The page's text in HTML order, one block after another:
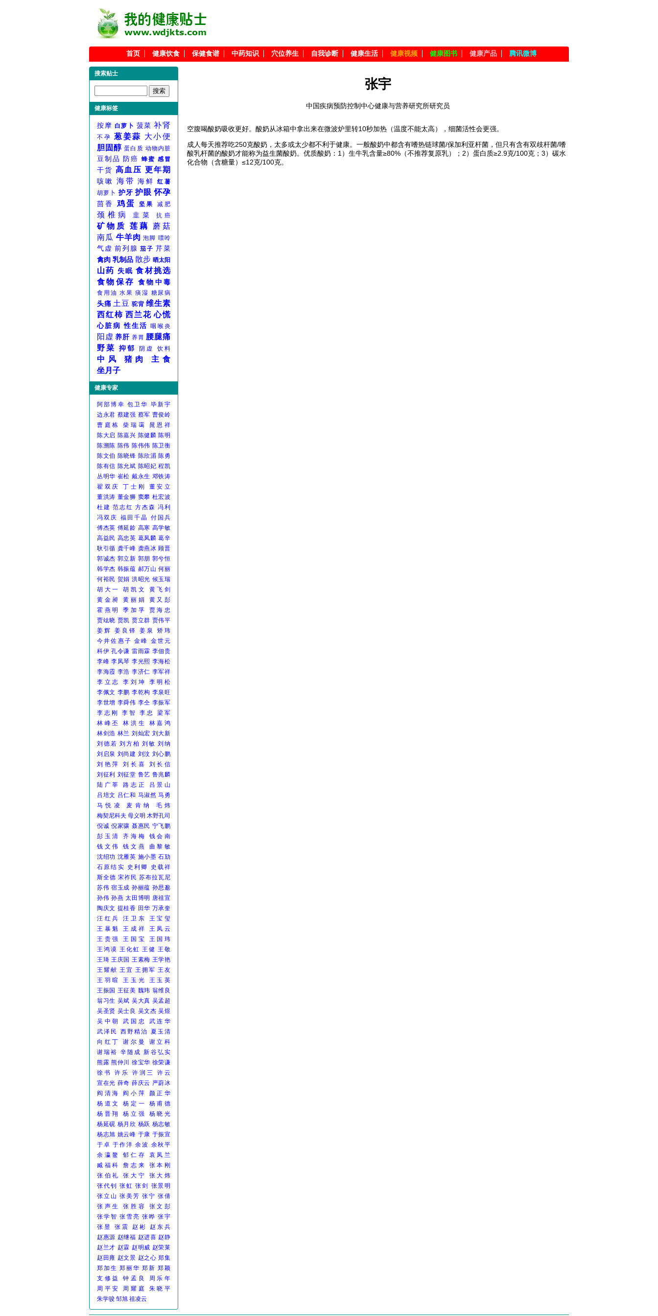
首页 健康饮食 保健食谱 中药知识 穴位养生 自我诊断 健康生活 健康视频 健康图书 健康产品 腾讯微博
搜索贴士
健康标签
按摩 白萝卜 菠菜 补肾
不孕 葱姜蒜 大小便
胆固醇 蛋白质 动物内脏
豆制品 防癌 蜂蜜 感冒
干货 高血压 更年期
咳嗽 海带 海鲜
红薯
胡萝卜 护牙 护眼 怀孕
茴香 鸡蛋 坚果 减肥
颈椎病 韭菜 抗癌
矿物质 莲藕
蘑菇
南瓜 牛羊肉 泡脚 嘌呤
气虚 前列腺 茄子 芹菜
禽肉 乳制品 散步 晒太阳
山药 失眠 食材挑选
食物保存
食物中毒
食用油 水果 痰湿 糖尿病
头痛 土豆 驼背 维生素
西红柿 西兰花 心慌
心脏病 性生活 咽喉炎
阳虚 养肝 养胃 腰腿痛
野菜
抑郁 阴虚 饮料
中风 猪肉
主食
坐月子
健康专家
阿部博幸 包卫华 毕新宇
边永君 蔡建强 蔡军 曹俊岭
曹庭栋
柴瑞霭
晁恩祥
陈大启 陈嘉兴 陈健麟 陈明
陈溯陈 陈伟 陈伟伟 陈卫衡
陈文伯 陈晓锋 陈欣湄 陈勇
陈有信 陈允斌 陈昭妃 程凯
丛明华 崔松 戴永生 邓铁涛
翟双庆
丁士刚
董安立
董洪涛 董金狮 窦攀 杜宏波
杜建 范志红 方杰森 冯利
冯双庆 福田千晶 付国兵
傅杰英 傅延龄 高寒 高学敏
高益民 高忠英 葛凤麟 葛辛
耿引循 龚千峰 龚燕冰 顾晋
郭诚杰 郭立新 郭朋 郭兮恒
韩学杰 韩振蕴 郝万山 何丽
何裕民 贺娟 洪昭光 候玉瑞
胡大一
胡凯文
黄飞剑
黄金昶
黄丽娟
黄又彭
霍燕明
季加孚
贾海忠
贾竑晓 贾凯 贾立群 贾伟平
姜辉
姜良铎 姜泉
矫玮
今井佐惠子 金峰 金世元
科伊 孔令谦 雷雨霖 李佃贵
李峰 李凤琴 李光熙 李海松
李海霞 李浩 李济仁 李军祥
李立志
李刘坤
李明松
李佩文 李鹏 李乾构 李泉旺
李世增 李舜伟 李仝 李振军
李志刚
李智 李忠
梁军
林峰丕
林洪生
林嘉鸿
林剑浩 林兰 刘灿宏 刘大新
刘德若 刘方柏 刘敏 刘纳
刘启泉 刘尚建 刘汶 刘心鹏
刘艳萍
刘长喜
刘长信
刘征利 刘征堂 鲁艺 鲁兆麟
陆广莘
路志正
吕景山
吕培文 吕仁和 马淑然 马勇
马悦凌
麦肯纳
毛炜
梅契尼科夫 母义明 木野孔司
倪诚 倪家骧 聂惠民 宁飞鹏
彭玉清
齐海梅
钱会南
钱文伟
钱文燕
曲黎敏
沈绍功 沈雁英 施小墨 石劢
石原结实 史利卿
史载祥
斯全德 宋祚民 苏布拉瓦尼
苏伟 宿玉成 孙丽蕴 孙思邈
孙伟 孙燕 太田博明 唐祖宣
陶庆文 提桂香 田华 万承奎
汪红兵
汪卫东
王宝玺
王暴魁
王成祥
王凤云
王贵强
王国宝
王国玮
王鸿谟 王化虹 王健 王敬
王琦 王庆国 王素梅 王学艳
王耀献 王宜 王拥军 王友
王羽暄
王玉光
王玉英
王振国 王征美 魏玮 翁维良
翁习生 吴斌 吴大真 吴孟超
吴圣贤 吴士良 吴文杰 吴煜
吴中朝
武国忠
武连华
武泽民
西野精治 夏玉清
向红丁
谢尔曼
谢立科
谢瑞裕 辛随成 新谷弘实
熊露 熊仲川 徐宝华 徐荣谦
徐书
许乐 许润三
许云
宣在光 薛奇 薛庆云 严蔚冰
阎清海
阎小萍
颜正华
杨道文
杨定一
杨甫德
杨晋翔
杨立强
杨晓光
杨延砚 杨月欣 杨跃 杨志敏
杨志旭 姚云峰 于康 于振宣
于卓 于作洋 余波 余秋平
余瀛鳌
郁仁存
袁凤兰
臧福科
詹志来
张本刚
张伯礼
张大宁
张大炜
张代钊
张虹 张剑
张景明
张立山 张美芳 张宁 张倩
张声生
张胜容
张文彭
张学智 张雪亮 张晔 张宇
张昱
张震 赵彬
赵东兵
赵惠源 赵继福 赵进喜 赵静
赵兰才 赵霖 赵明威 赵荣莱
赵田雍 赵文景 赵之心 郑集
郑加生 郑丽华 郑新 郑颖
支修益
钟孟良
周乐年
周平安
周耀庭
朱晓平
朱学骏 邹旭 祖凌云
张宇
中国疾病预防控制中心健康与营养研究所研究员
空腹喝酸奶吸收更好。酸奶从冰箱中拿出来在微波炉里转10秒加热（温度不能太高），细菌活性会更强。
成人每天推荐吃250克酸奶，太多或太少都不利于健康。一般酸奶中都含有嗜热链球菌/保加利亚杆菌，但只有含有双歧杆菌/嗜
酸乳杆菌的酸奶才能称为益生菌酸奶。优质酸奶：1）生牛乳含量≥80%（不推荐复原乳）；2）蛋白质≥2.9克/100克；3）碳水
化合物（含糖量）≤12克/100克。